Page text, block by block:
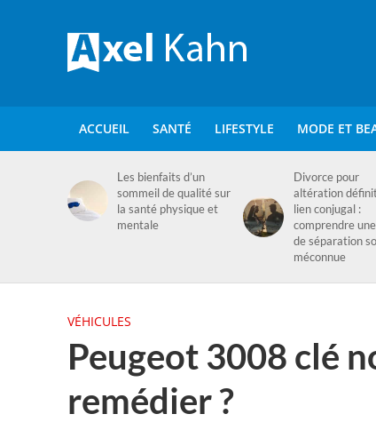
ACCUEIL SANTÉ LIFESTYLE MODE ET
Les bienfaits d’un
sommeil de qualité sur
la santé physique et
mentale
Divorce pour
altération
lien conjugal :
comprendre
de séparation
méconnue
VÉHICULES
Peugeot 3008 clé
remédier ?